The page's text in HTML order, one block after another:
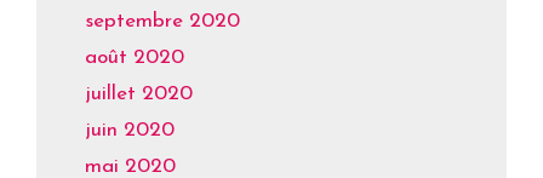
septembre 2020
août 2020
juillet 2020
juin 2020
mai 2020